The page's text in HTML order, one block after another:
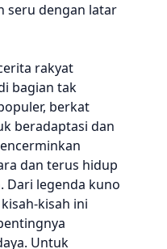
seru dengan latar
rakyat
bagian tak
berkat
beradaptasi dan
dan terus hidup
Dari legenda kuno
kisah ini
Untuk